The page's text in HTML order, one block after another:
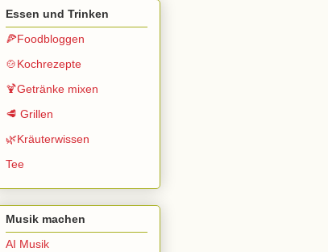
Essen und Trinken
🍕Foodbloggen
🍲Kochrezepte
🍹Getränke mixen
🥩 Grillen
🌿Kräuterwissen
Tee
Musik machen
AI Musik